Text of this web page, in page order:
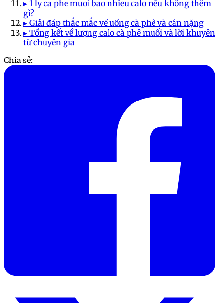
▸ 1 ly ca phe muoi bao nhieu calo nếu không thêm
gì?
▸ Giải đáp thắc mắc về uống cà phê và cân nặng
▸ Tổng kết về lượng calo cà phê muối và lời khuyên
từ chuyên gia
Chia sẻ: